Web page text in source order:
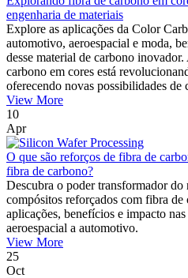
engenharia de materiais
Explore as aplicações da Color
automotivo, aeroespacial e moda,
desse material de carbono
carbono em cores está
oferecendo novas possibilidades de
View More
10
Apr
O que são reforços de fibra de
fibra de carbono?
Descubra o poder transformador
compósitos reforçados com fibra de
aplicações, benefícios e impacto
aeroespacial a automotivo.
View More
25
Oct